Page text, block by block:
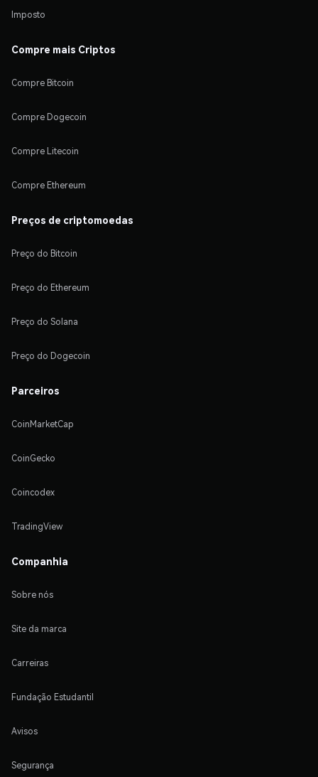
Imposto
Compre mais Criptos
Compre Bitcoin
Compre Dogecoin
Compre Litecoin
Compre Ethereum
Preços de criptomoedas
Preço do Bitcoin
Preço do Ethereum
Preço do Solana
Preço do Dogecoin
Parceiros
CoinMarketCap
CoinGecko
Coincodex
TradingView
Companhia
Sobre nós
Site da marca
Carreiras
Fundação Estudantil
Avisos
Segurança